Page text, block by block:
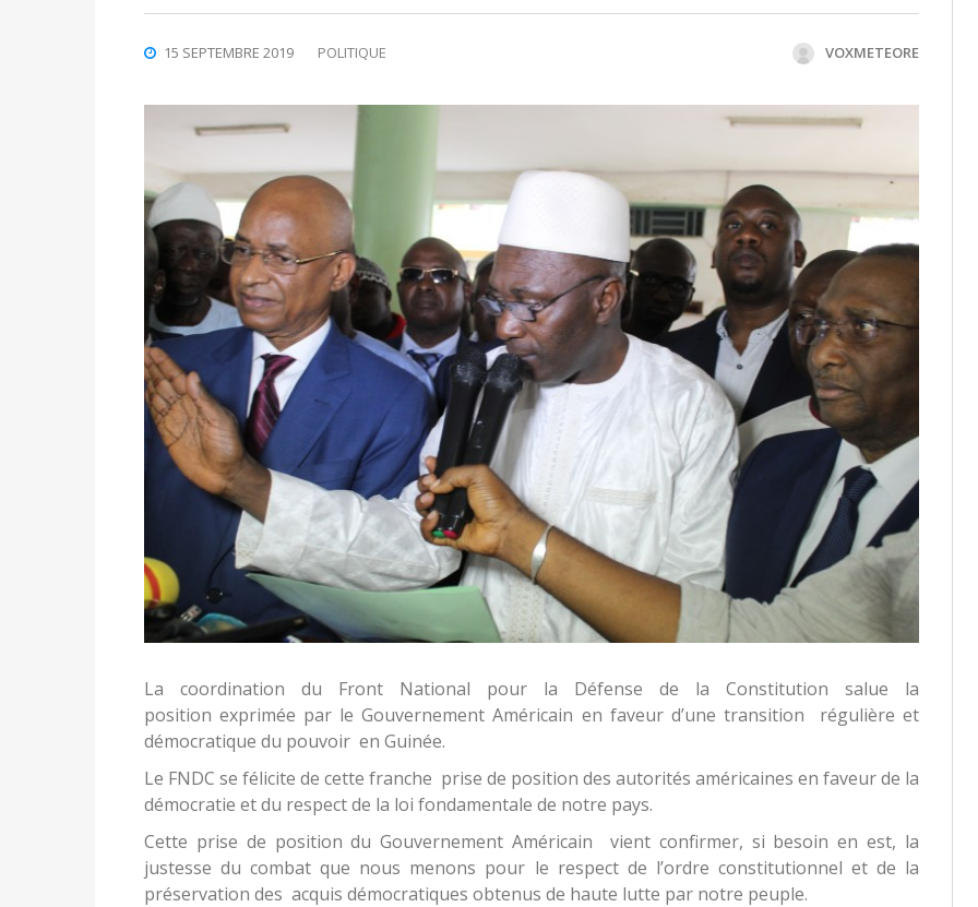
15 SEPTEMBRE 2019 POLITIQUE VOXMETEORE
La coordination du Front National pour la Défense de la Constitution salue la
position exprimée par le Gouvernement Américain en faveur d’une transition régulière et
démocratique du pouvoir en Guinée.
Le FNDC se félicite de cette franche prise de position des autorités américaines en faveur de la
démocratie et du respect de la loi fondamentale de notre pays.
Cette prise de position du Gouvernement Américain vient confirmer, si besoin en est, la
justesse du combat que nous menons pour le respect de l’ordre constitutionnel et de la
préservation des acquis démocratiques obtenus de haute lutte par notre peuple.